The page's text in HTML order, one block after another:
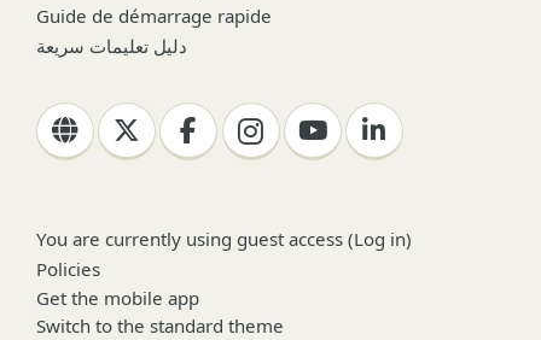
Guide de démarrage rapide
دليل تعليمات سريعة
You are currently using guest access (Log in)
Policies
Get the mobile app
Switch to the standard theme